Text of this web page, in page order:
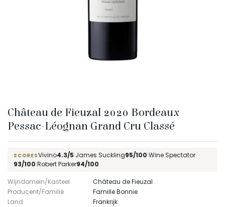
Château de Fieuzal 2020 Bordeaux
Pessac-Léognan Grand Cru Classé
SCORESVivino4.3/5 James Suckling95/100 Wine Spectator
93/100 Robert Parker94/100
Wijndomein/Kasteel
Château de Fieuzal
Producent/Familie
Famille Bonnie
Land
Frankrijk